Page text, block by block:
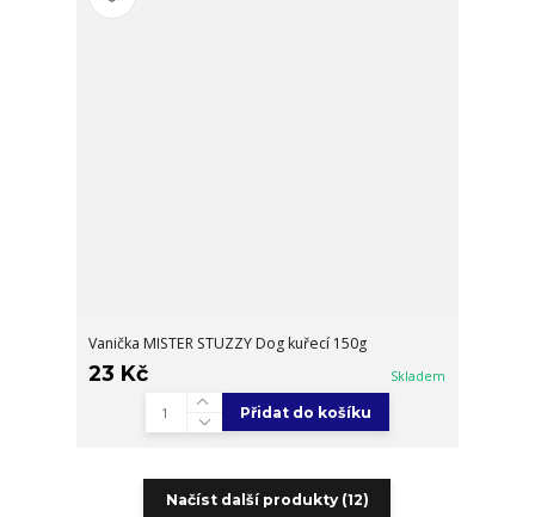
Vanička MISTER STUZZY Dog kuřecí 150g
23 Kč Skladem
Přidat do košíku
Načíst další produkty (12)